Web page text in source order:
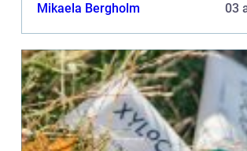
Mikaela Bergholm 03